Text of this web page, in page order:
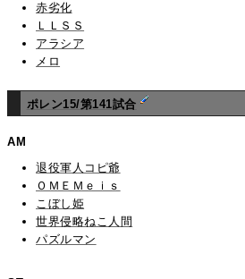
赤劣化
ＬＬＳＳ
アラシア
メロ
ポレン15/第141試合
AM
退役軍人コピ爺
ＯＭＥＭｅｉｓ
こぼし姫
世界侵略ねこ人間
パズルマン